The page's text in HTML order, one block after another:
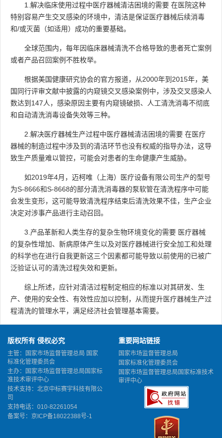
1.解决临床使用过程中医疗器械清洁困境的需要 在医院这种
特别容易产生交叉感染的环境中，清洁是保证医疗器械后续消毒
和/或灭菌（如适用）成功的重要基础。
全球范围内，每年因临床器械清洗不合格导致的患者死亡案例
或者产品召回案例不胜枚举。
根据美国健康研究协会的官方报道，从2000年到2015年，美
国同行评审文献中披露的内窥镜交叉感染案例中，涉及交叉感染人
数达到147人，感染原因主要有内窥镜破损、人工清洗消毒不彻底
和自动清洗消毒设备失效等三种。
2.解决医疗器械生产过程中医疗器械清洁困境的需要 在医疗
器械的制造过程中涉及到的清洁环节也没有权威的指导办法，这导
致生产质量难以管控，可能会对患者的生命健康产生威胁。
如2019年4月，迈柯唯（上海）医疗设备有限公司生产的型号
为S-8666和S-8668的部分清洗消毒器的泵软管在清洗程序中可能
会发生变形，这可能导致清洗程序结束后清洗效果不佳，生产企业
决定对涉事产品进行主动召回。
3.产品革新和人类生存的复杂生物环境变化的需要 医疗器械
的复杂性增加、新病原体产生以及对医疗器械进行安全加工和处理
的科学也在进行自我更新这三个因素都可能导致以前使用的已被广
泛验证认可的清洗过程失效和更新。
综上所述，应针对清洁过程制定相应的标准以对其研发、生
产、使用的安全性、有效性应加以控制，从而提升医疗器械生产过
程清洗的管理水平，满足经济社会管理基本需要。
版权所有 侵权必究
主管：国家市场监督管理总局 国家
标准化管理委员会
主办：国家市场监督管理总局国家标
准技术审评中心
技术支持：北京中标赛宇科技有限公
司
支持电话：010-82261054
备案号： 京ICP备18022388号-1
重要网站链接
国家市场监督管理总局
国家标准化管理委员会
国家市场监督管理总局国家标准技术
审评中心